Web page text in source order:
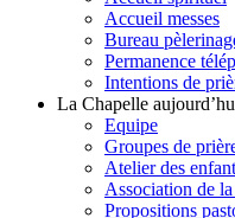
Accueil messes
Bureau
Permanence
Intentions de
La Chapelle
Equipe
Groupes de
Atelier des
Association de
Propositions